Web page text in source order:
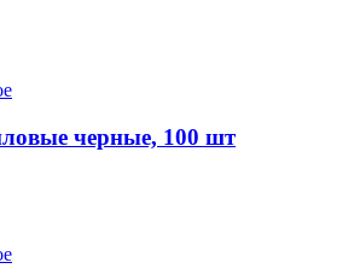
черные, 100 шт